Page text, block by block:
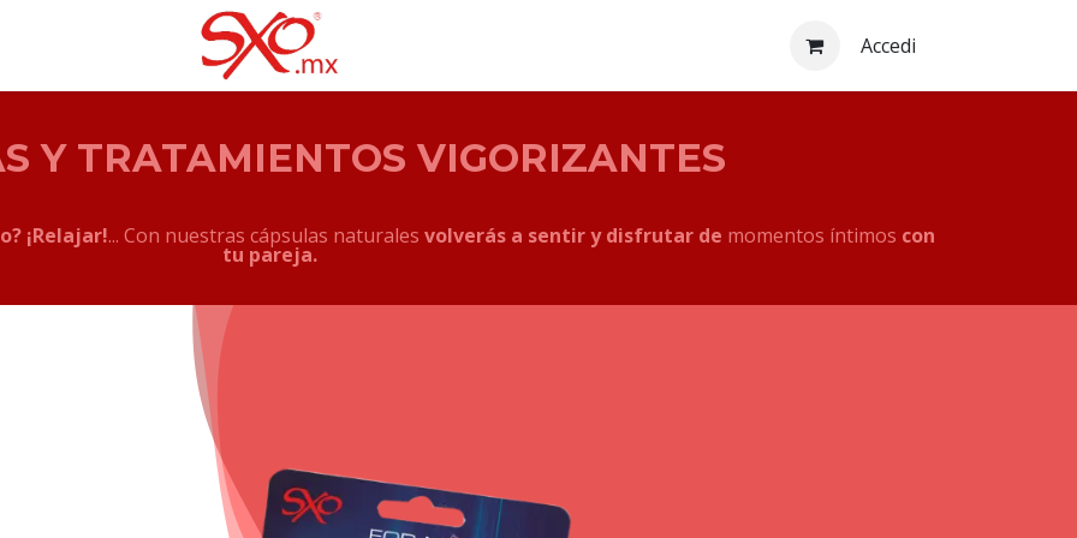
Accedi
Y TRATAMIENTOS VIGORIZANTES
¡Relajar!... Con nuestras cápsulas naturales volverás a sentir y disfrutar de momentos íntimos con
tu pareja.